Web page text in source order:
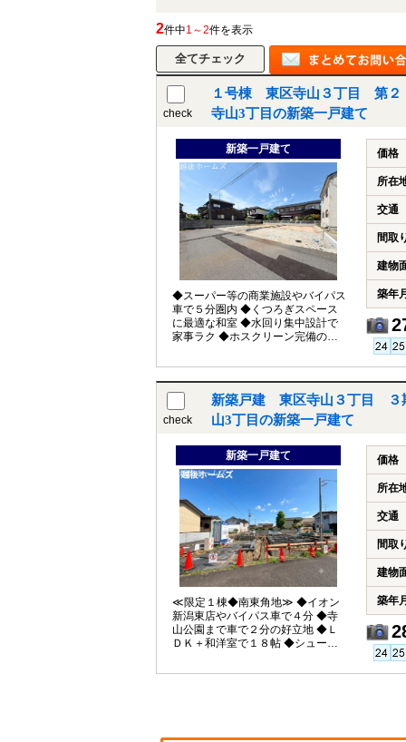
2件中1～2件を表示
check
１号棟 東区寺山３丁目 第２
寺山3丁目の新築一戸建て
新築一戸建て
◆スーパー等の商業施設やバイパス
車で５分圏内 ◆くつろぎスペース
に最適な和室 ◆水回り集中設計で
家事ラク ◆ホスクリーン完備のラ
ムズは「住宅ローンに強い」会社
です ３）未公開情報（新規物件、
値引き情報など）も提供します
ン実施中 ■自動洗浄機能付きの外壁
サイディング ■地震に強い「耐震等
級３」の家！ ■厳しい第三者機関検
査による「住宅性能評価」W取得
■「ベタ基礎」「地盤改良工事」実
施 ■安心の建物１０年保証（最大３
５年まで延長可） ■年中無休のアフ
ターサービスコールセンター設置 ■
浴室乾燥機で天候に左右されずお
洗濯が可能 【教育】 牡丹山小学
校 徒歩１７分 木戸中学校 徒歩
１３分
価格
所在
交通
間取
建物
築年
check
新築戸建 東区寺山３丁目 ３
山3丁目の新築一戸建て
新築一戸建て
≪限定１棟◆南東角地≫ ◆イオン
新潟東店やバイパス車で４分 ◆寺
山公園まで車で２分の好立地 ◆Ｌ
ＤＫ＋和洋室で１８帖 ◆シューズ
礎工法」採用！地盤は安心の２０
価格
所在
交通
間取
建物
築年